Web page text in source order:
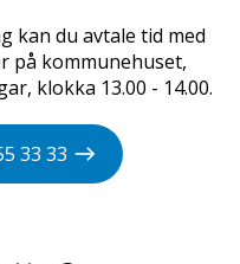
kan du avtale tid med
på kommunehuset,
klokka 13.00 - 14.00.
33 33